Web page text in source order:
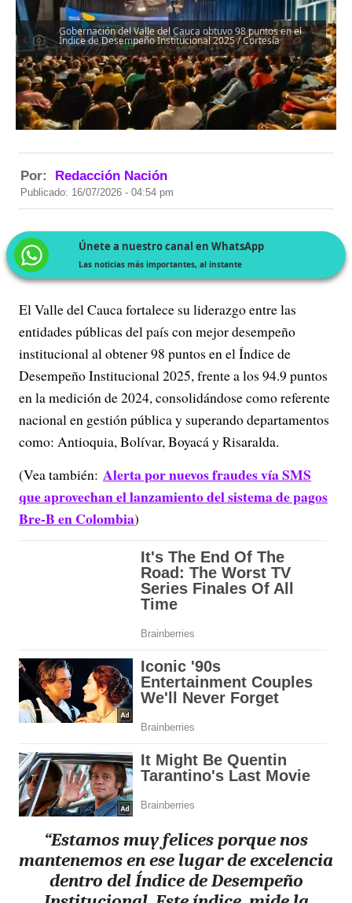
Gobernación del Valle del Cauca obtuvo 98 puntos en el
Índice de Desempeño Institucional 2025 / Cortesía
Por: Redacción Nación
Publicado: 16/07/2026 - 04:54 pm
Únete a nuestro canal en WhatsApp
Las noticias más importantes, al instante
El Valle del Cauca fortalece su liderazgo entre las
entidades públicas del país con mejor desempeño
institucional al obtener 98 puntos en el Índice de
Desempeño Institucional 2025, frente a los 94.9 puntos
en la medición de 2024, consolidándose como referente
nacional en gestión pública y superando departamentos
como: Antioquia, Bolívar, Boyacá y Risaralda.
(Vea también: Alerta por nuevos fraudes vía SMS
que aprovechan el lanzamiento del sistema de pagos
Bre-B en Colombia)
“Estamos muy felices porque nos
mantenemos en ese lugar de excelencia
dentro del Índice de Desempeño